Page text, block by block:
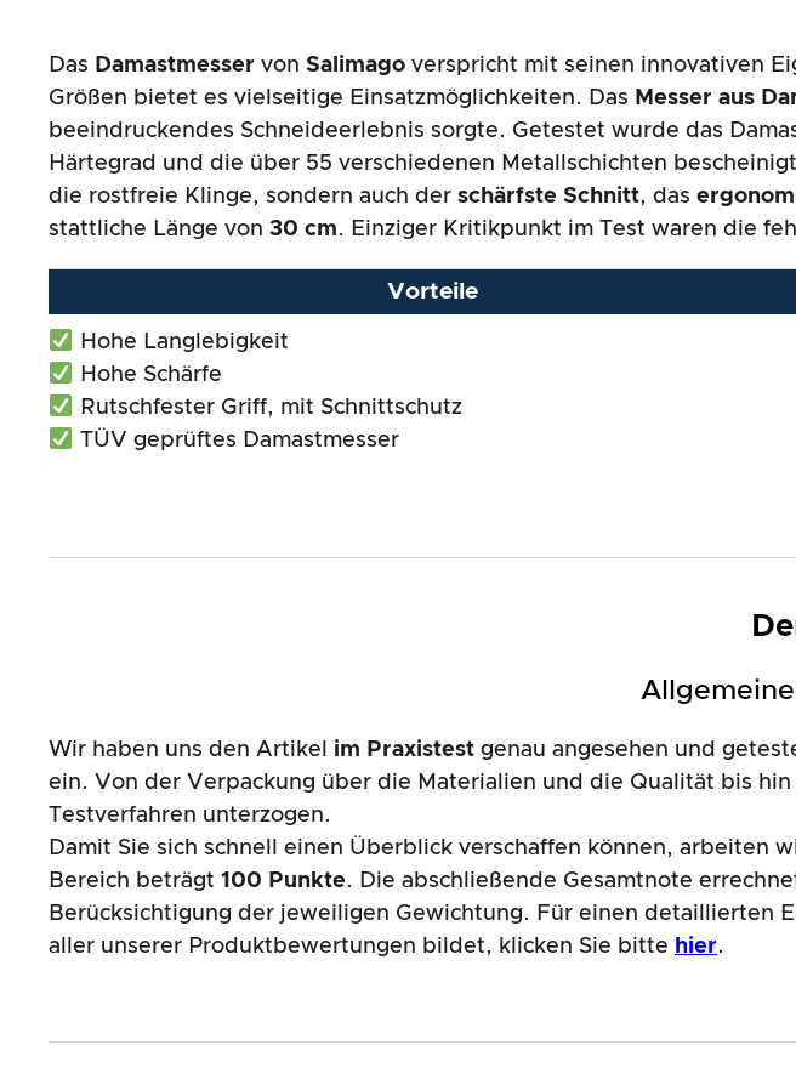
Das Damastmesser von Salimago verspricht mit seinen innovativen
Größen bietet es vielseitige Einsatzmöglichkeiten. Das Messer aus
beeindruckendes Schneideerlebnis sorgte. Getestet wurde das
Härtegrad und die über 55 verschiedenen Metallschichten
die rostfreie Klinge, sondern auch der schärfste Schnitt, das
stattliche Länge von 30 cm. Einziger Kritikpunkt im Test waren die
Vorteile
Hohe Langlebigkeit
Hohe Schärfe
Rutschfester Griff, mit Schnittschutz
TÜV geprüftes Damastmesser
Wir haben uns den Artikel im Praxistest genau angesehen und
ein. Von der Verpackung über die Materialien und die Qualität bis
Testverfahren unterzogen.
Damit Sie sich schnell einen Überblick verschaffen können, arbeiten
Bereich beträgt 100 Punkte. Die abschließende Gesamtnote
Berücksichtigung der jeweiligen Gewichtung. Für einen detaillierten
aller unserer Produktbewertungen bildet, klicken Sie bitte hier.